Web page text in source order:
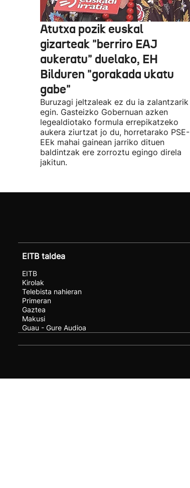
Atutxa pozik euskal
gizarteak "berriro EAJ
aukeratu" duelako, EH
Bilduren "gorakada ukatu
gabe"
Buruzagi jeltzaleak ez du ia zalantzarik
egin. Gasteizko Gobernuan azken
legealdiotako formula errepikatzeko
aukera ziurtzat jo du, horretarako PSE-
EEk mahai gainean jarriko dituen
baldintzak ere zorroztu egingo direla
jakitun.
EITB taldea
EITB
Kirolak
Telebista nahieran
Primeran
Gaztea
Makusi
Guau - Gure Audioa